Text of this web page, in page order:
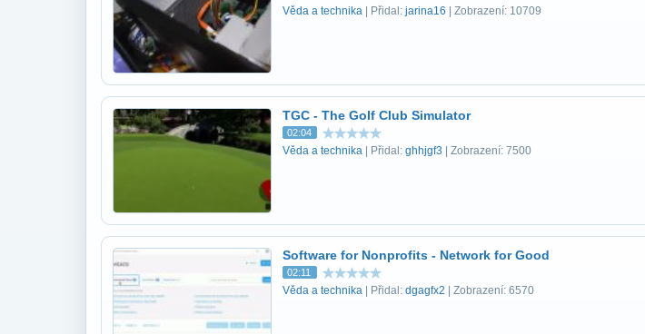
Věda a technika | Přidal: jarina16 | Zobrazení: 10709
TGC - The Golf Club Simulator
02:04
Věda a technika | Přidal: ghhjgf3 | Zobrazení: 7500
Software for Nonprofits - Network for Good
02:11
Věda a technika | Přidal: dgagfx2 | Zobrazení: 6570